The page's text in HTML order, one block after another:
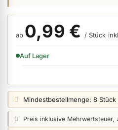
NailArt anzeigen
Nagelfeilen, Werkzeuge,
Hygiene anzeigen
ab 0,99 € / Stück
VERFÜGBARKEIT:
Auf Lager
Preisangabe:
Mindestbestellmenge: 8 Stück
Preisangabe:
Preis inklusive Mehrwertsteuer,